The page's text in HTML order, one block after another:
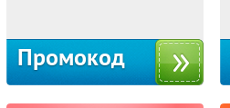
Промокод